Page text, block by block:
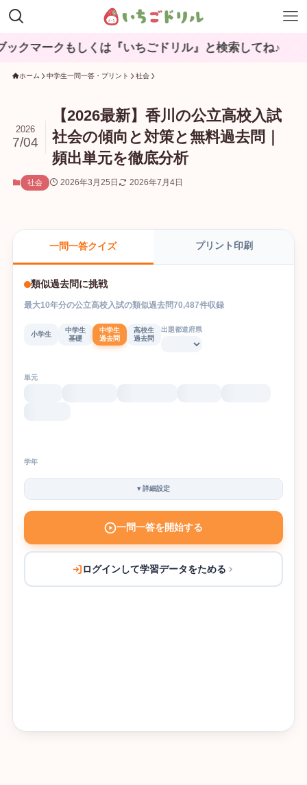
しくは『いちごドリル』と検索してね♪
ホーム 中学生一問一答・プリント 社会
【2026最新】香川の公立高校入試
社会の傾向と対策と無料過去問｜
頻出単元を徹底分析
2026
7/04
社会 2026年3月25日 2026年7月4日
一問一答クイズ プリント印刷
類似過去問に挑戦
最大10年分の公立高校入試の類似過去問70,487件収録
小学生
中学生
基礎
中学生
過去問
高校生
過去問
出題都道府県
単元
学年
▾詳細設定
一問一答を開始する
ログインして学習データをためる